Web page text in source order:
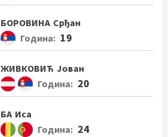
БОРОВИНА Срђан
Година: 19
ЖИВКОВИЋ Јован
Година: 20
БА Иса
Година: 24